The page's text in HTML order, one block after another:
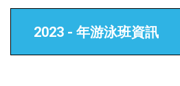
2023 - 年游泳班資訊